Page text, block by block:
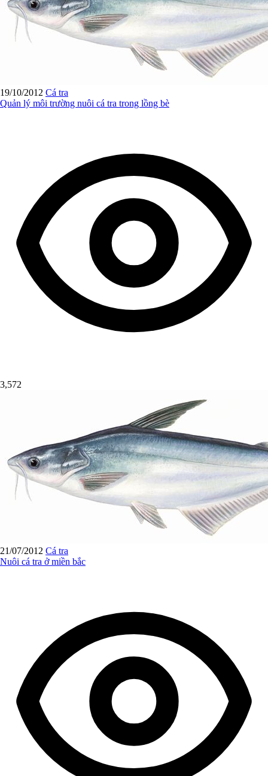
19/10/2012 Cá tra
Quản lý môi trường nuôi cá tra trong lồng bè
3,572
21/07/2012 Cá tra
Nuôi cá tra ở miền bắc